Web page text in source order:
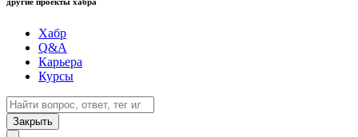
Хабр
Q&A
Карьера
Курсы
Закрыть